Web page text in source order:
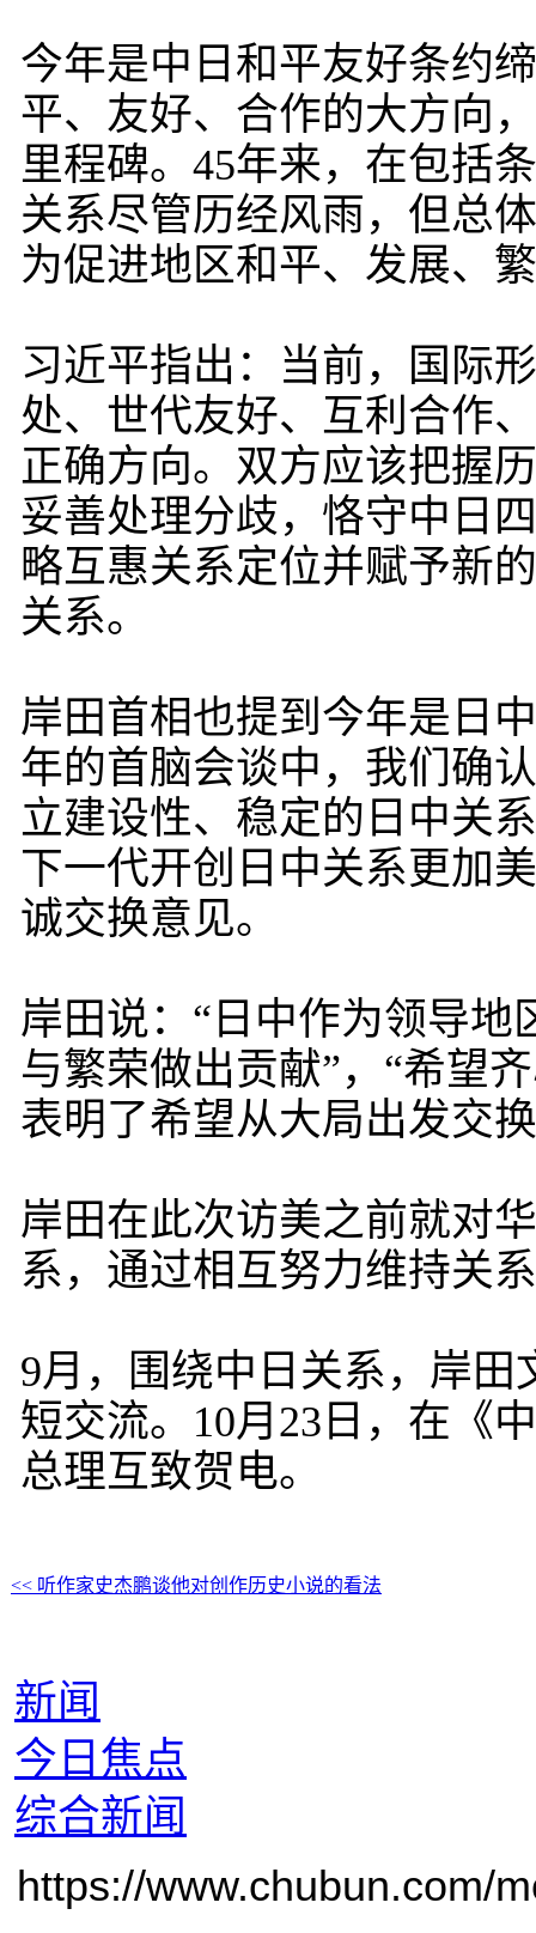
今年是中日和平友好条约
平、友好、合作的大方向
里程碑。45年来，在包括
关系尽管历经风雨，但总
为促进地区和平、发展、
习近平指出：当前，国际
处、世代友好、互利合作
正确方向。双方应该把握
妥善处理分歧，恪守中日
略互惠关系定位并赋予新
关系。
岸田首相也提到今年是日
年的首脑会谈中，我们确
立建设性、稳定的日中关
下一代开创日中关系更加
诚交换意见。
岸田说：“日中作为领导
与繁荣做出贡献”，“希望
表明了希望从大局出发交
岸田在此次访美之前就对
系，通过相互努力维持关
9月，围绕中日关系，岸
短交流。10月23日，在《
总理互致贺电。
<< 听作家史杰鹏谈他对创作历史小说的看法
新闻
今日焦点
综合新闻
https://www.chubun.com/